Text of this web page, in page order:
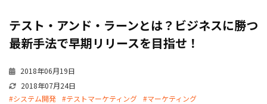
課題解決例
機能一覧
外部サービス連携
インフラ環境・サポート
テスト・アンド・ラーンとは？ビジネスに勝つ
最新手法で早期リリースを目指せ！
2018年06月19日
2018年07月24日
#システム開発 #テストマーケティング #マーケティング